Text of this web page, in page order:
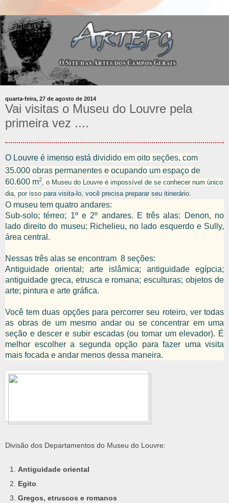
quarta-feira, 27 de agosto de 2014
Vai visitas o Museu do Louvre pela
primeira vez ....
O Louvre é imenso está dividido em oito seções, com
35.000 obras permanentes e ocupando um espaço de
60.600 m2
, o Museu do Louvre é impossível de se conhecer num único
dia, por isso para visita-lo, você precisa preparar seu itinerário.
O museu tem quatro andares:
Sub-solo; térreo; 1º e 2º andares. E três alas: Denon, no
lado direito do museu; Richelieu, no lado esquerdo e Sully,
área central.
Nessas três alas se encontram 8 seções:
Antiguidade oriental; arte islâmica; antiguidade egípcia;
antiguidade greca, etrusca e romana; esculturas; objetos de
arte; pintura e arte gráfica.
Você tem duas opções para percorrer seu roteiro, ver todas
as obras de um mesmo andar ou se concentrar em uma
seção e descer e subir escadas (ou tomar um elevador). É
melhor escolher a segunda opção para fazer uma visita
mais focada e andar menos dessa maneira.
Divisão dos Departamentos do Museu do Louvre:
Antiguidade oriental
Egito
Gregos, etruscos e romanos